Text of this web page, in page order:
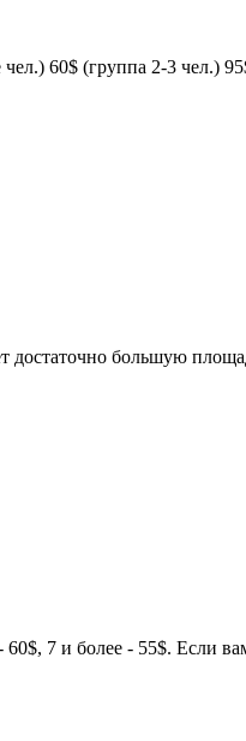
60$ (группа 2-3 чел.)
достаточно большую
60$, 7 и более - 55$. Если